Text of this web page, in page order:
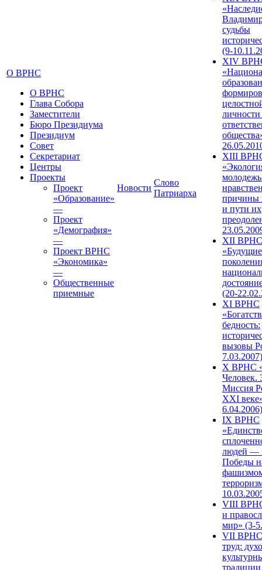
О ВРНС
О ВРНС
Глава Собора
Заместители
Бюро Президиума
Президиум
Совет
Секретариат
Центры
Проекты
Проект
«Образование»
—
Проект
«Демография»
—
Проект ВРНС
«Экономика»
—
Общественные
приемные
Новости
Слово
Патриарха
судьбы
(9-
XIV
XIII
причины
и пути их
XII ВРНС
«Будущие
(20-
XI ВРНС
бедность:
вызовы
7.03.2007)
X ВРНС
Человек.
Миссия
XXI
6.04.2006)
IX ВРНС
людей —
Победы
VIII
и
мир» (3-
VII ВРНС
труд: